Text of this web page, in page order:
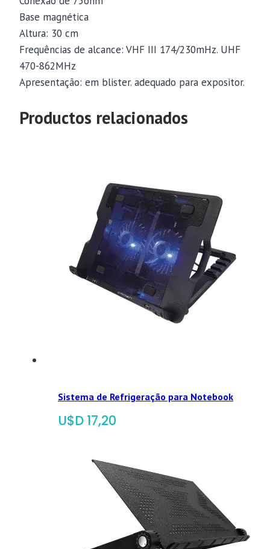
Base magnética
Altura: 30 cm
Frequências de alcance: VHF III 174/230mHz. UHF
470-862MHz
Apresentação: em blister. adequado para expositor.
Productos relacionados
Sistema de Refrigeração para Notebook
$ 17,20